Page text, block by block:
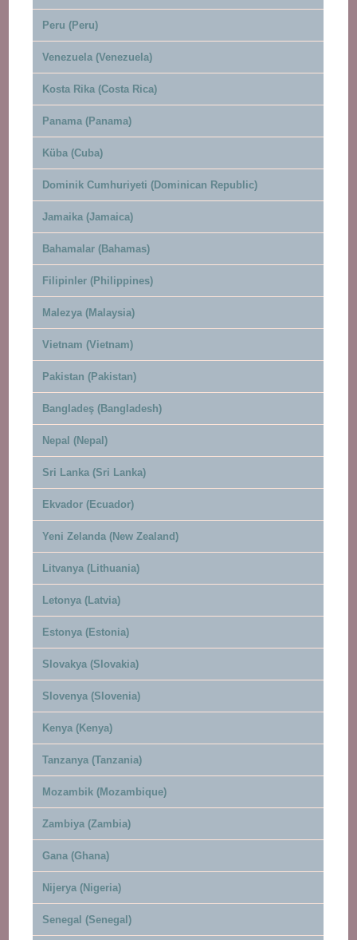
Peru (Peru)
Venezuela (Venezuela)
Kosta Rika (Costa Rica)
Panama (Panama)
Küba (Cuba)
Dominik Cumhuriyeti (Dominican Republic)
Jamaika (Jamaica)
Bahamalar (Bahamas)
Filipinler (Philippines)
Malezya (Malaysia)
Vietnam (Vietnam)
Pakistan (Pakistan)
Bangladeş (Bangladesh)
Nepal (Nepal)
Sri Lanka (Sri Lanka)
Ekvador (Ecuador)
Yeni Zelanda (New Zealand)
Litvanya (Lithuania)
Letonya (Latvia)
Estonya (Estonia)
Slovakya (Slovakia)
Slovenya (Slovenia)
Kenya (Kenya)
Tanzanya (Tanzania)
Mozambik (Mozambique)
Zambiya (Zambia)
Gana (Ghana)
Nijerya (Nigeria)
Senegal (Senegal)